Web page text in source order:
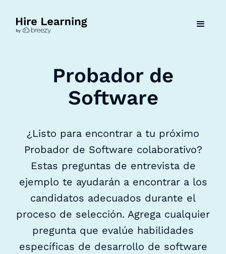
Probador de
Software
¿Listo para encontrar a tu próximo
Probador de Software colaborativo?
Estas preguntas de entrevista de
ejemplo te ayudarán a encontrar a los
candidatos adecuados durante el
proceso de selección. Agrega cualquier
pregunta que evalúe habilidades
específicas de desarrollo de software